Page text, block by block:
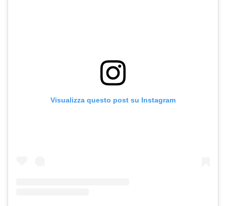
Visualizza questo post su Instagram